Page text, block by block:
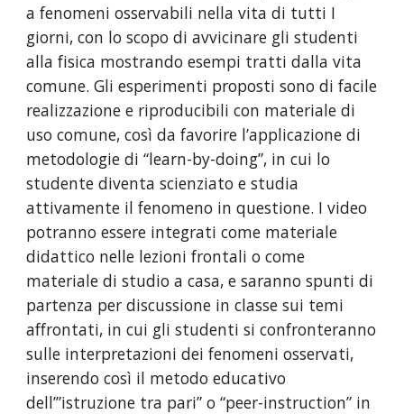
a fenomeni osservabili nella vita di tutti I
giorni, con lo scopo di avvicinare gli studenti
alla fisica mostrando esempi tratti dalla vita
comune. Gli esperimenti proposti sono di facile
realizzazione e riproducibili con materiale di
uso comune, così da favorire l’applicazione di
metodologie di “learn-by-doing”, in cui lo
studente diventa scienziato e studia
attivamente il fenomeno in questione. I video
potranno essere integrati come materiale
didattico nelle lezioni frontali o come
materiale di studio a casa, e saranno spunti di
partenza per discussione in classe sui temi
affrontati, in cui gli studenti si confronteranno
sulle interpretazioni dei fenomeni osservati,
inserendo così il metodo educativo
dell’”istruzione tra pari” o “peer-instruction” in